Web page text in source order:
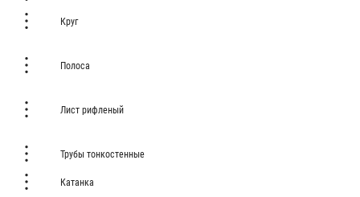
Круг
Полоса
Лист рифленый
Трубы тонкостенные
Катанка